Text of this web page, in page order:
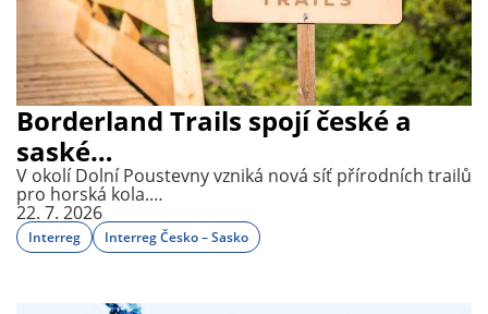
Borderland Trails spojí české a
saské…
V okolí Dolní Poustevny vzniká nová síť přírodních trailů
pro horská kola.…
22. 7. 2026
Interreg Interreg Česko – Sasko